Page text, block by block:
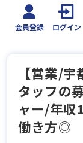
会員登録 ログイン
【営業/
タッフの
ャー/年収
働き方◎